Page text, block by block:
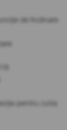
de înclinare
pentru cutia